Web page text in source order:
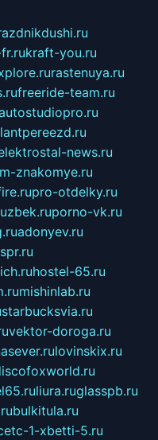
kraft-you.ru
rastenuya.ru
freeride-team.ru
news.ru
znakomye.ru
pro-otdelky.ru
porno-vk.ru
adonyev.ru
hostel-65.ru
mishinlab.ru
starbucksvia.ru
vektor-doroga.ru
lovinskix.ru
liura.ruglasspb.ru
bulkitula.ru
1-xbetti-5.ru